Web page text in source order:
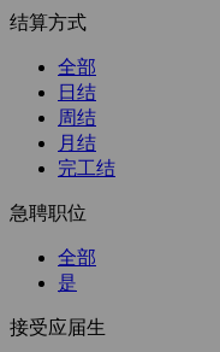
结算方式
全部
日结
周结
月结
完工结
急聘职位
全部
是
接受应届生